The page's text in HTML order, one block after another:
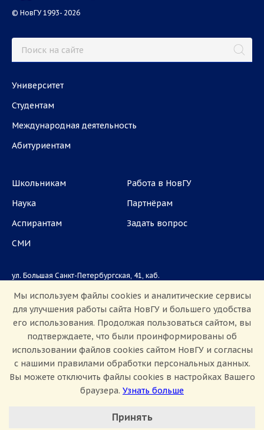
© НовГУ 1993- 2026
Университет
Студентам
Международная деятельность
Абитуриентам
Школьникам
Наука
Аспирантам
СМИ
Работа в НовГУ
Партнёрам
Задать вопрос
ул. Большая Санкт-Петербургская, 41, каб.
Приемная комиссия: +7(8162)33-20-44
Сведения о доходах
Мы используем файлы cookies и аналитические сервисы
для улучшения работы сайта НовГУ и большего удобства
его использования. Продолжая пользоваться сайтом, вы
подтверждаете, что были проинформированы об
использовании файлов cookies сайтом НовГУ и согласны
с нашими правилами обработки персональных данных.
Вы можете отключить файлы cookies в настройках Вашего
браузера. Узнать больше
Минимальные
Принять